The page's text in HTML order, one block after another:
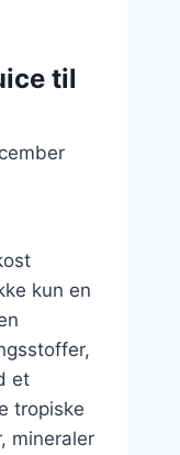
til
kun en
et
tropiske
mineraler